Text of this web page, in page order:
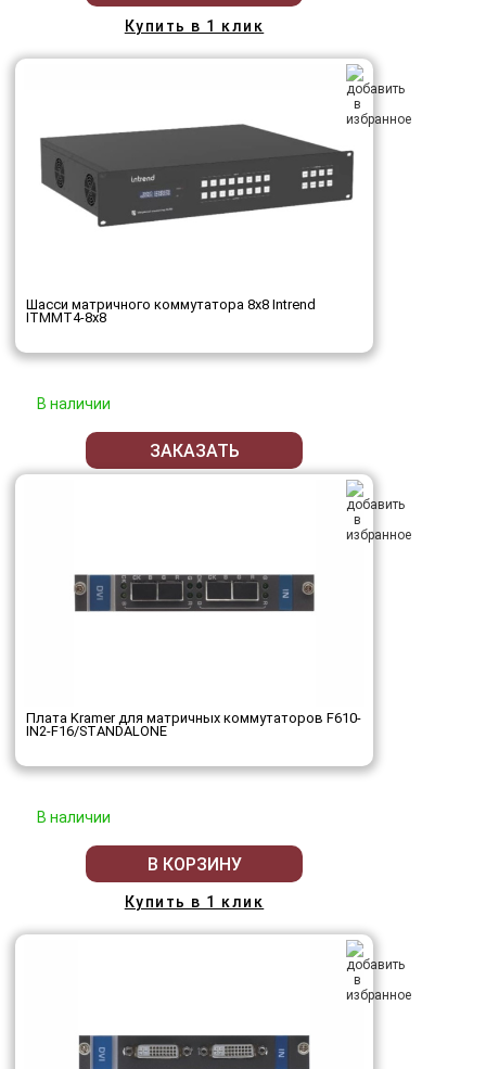
Купить в 1 клик
Шасси матричного коммутатора 8x8 Intrend
ITMMT4-8x8
В наличии
ЗАКАЗАТЬ
Плата Kramer для матричных коммутаторов F610-
IN2-F16/STANDALONE
В наличии
В КОРЗИНУ
Купить в 1 клик